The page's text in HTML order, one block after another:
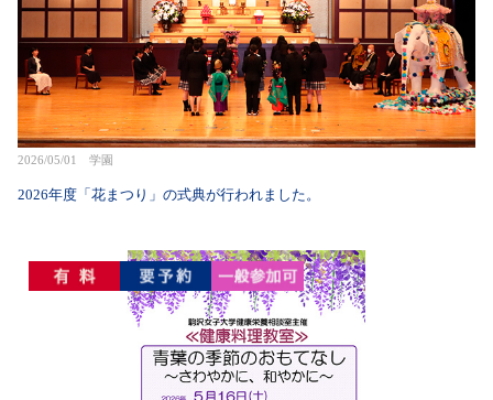
2026/05/01 学園
2026年度「花まつり」の式典が行われました。